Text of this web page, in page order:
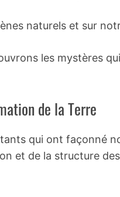
naturels et sur
les mystères
de la Terre
qui ont façonné
et de la structure